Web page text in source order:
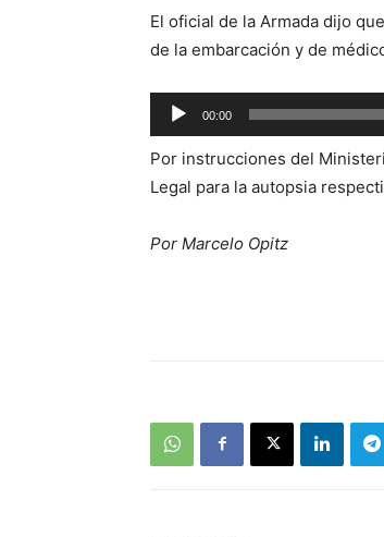
El oficial de la Armada dijo
de la embarcación y de
Reproductor
de
audio
00:00
Por instrucciones del
Legal para la autopsia
Por Marcelo Opitz